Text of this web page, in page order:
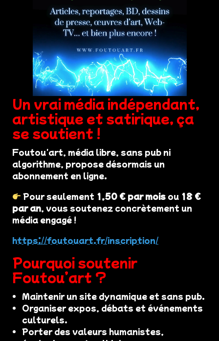
Un vrai média indépendant,
artistique et satirique, ça
se soutient !
Foutou'art, média libre, sans pub ni
algorithme, propose désormais un
abonnement en ligne.
Pour seulement 1,50 € par mois ou 18 €
par an, vous soutenez concrètement un
média engagé !
https://foutouart.fr/inscription/
Pourquoi soutenir
Foutou’art ?
Maintenir un site dynamique et sans pub.
Organiser expos, débats et événements
culturels.
Porter des valeurs humanistes,